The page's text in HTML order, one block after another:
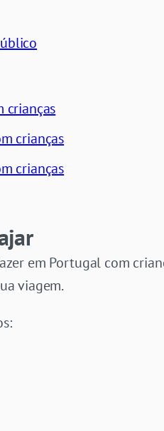
crianças
crianças
crianças
em Portugal com
viagem.